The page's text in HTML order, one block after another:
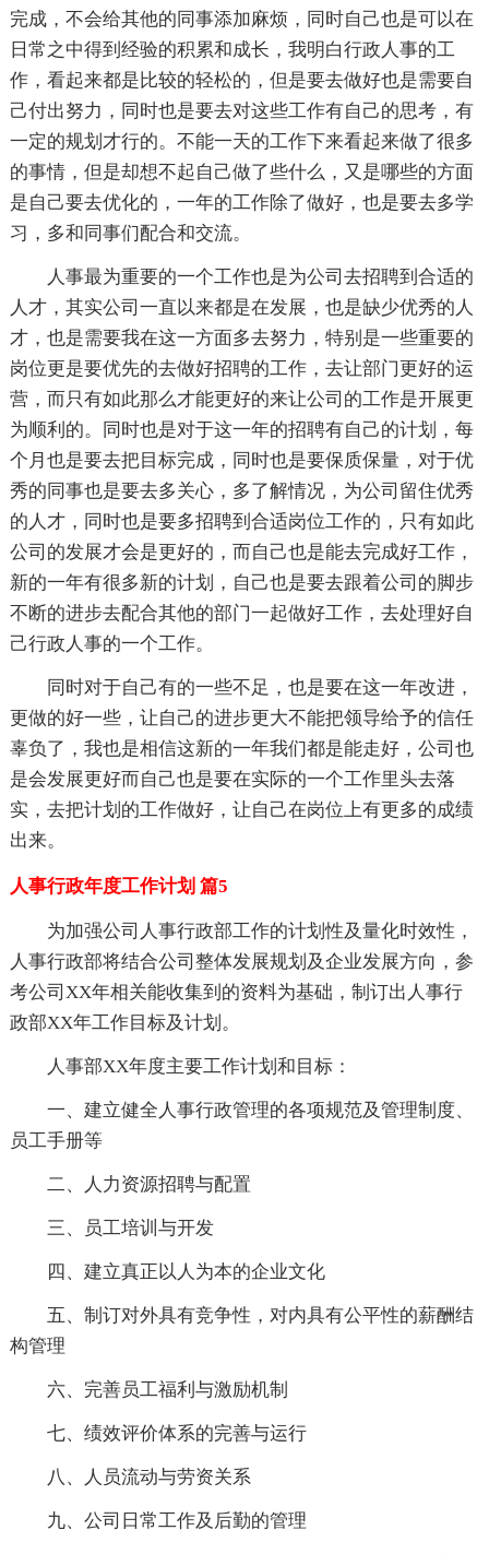
完成，不会给其他的同事添加麻烦，同时自己也是可以在
日常之中得到经验的积累和成长，我明白行政人事的工
作，看起来都是比较的轻松的，但是要去做好也是需要自
己付出努力，同时也是要去对这些工作有自己的思考，有
一定的规划才行的。不能一天的工作下来看起来做了很多
的事情，但是却想不起自己做了些什么，又是哪些的方面
是自己要去优化的，一年的工作除了做好，也是要去多学
习，多和同事们配合和交流。
人事最为重要的一个工作也是为公司去招聘到合适的
人才，其实公司一直以来都是在发展，也是缺少优秀的人
才，也是需要我在这一方面多去努力，特别是一些重要的
岗位更是要优先的去做好招聘的工作，去让部门更好的运
营，而只有如此那么才能更好的来让公司的工作是开展更
为顺利的。同时也是对于这一年的招聘有自己的计划，每
个月也是要去把目标完成，同时也是要保质保量，对于优
秀的同事也是要去多关心，多了解情况，为公司留住优秀
的人才，同时也是要多招聘到合适岗位工作的，只有如此
公司的发展才会是更好的，而自己也是能去完成好工作，
新的一年有很多新的计划，自己也是要去跟着公司的脚步
不断的进步去配合其他的部门一起做好工作，去处理好自
己行政人事的一个工作。
同时对于自己有的一些不足，也是要在这一年改进，
更做的好一些，让自己的进步更大不能把领导给予的信任
辜负了，我也是相信这新的一年我们都是能走好，公司也
是会发展更好而自己也是要在实际的一个工作里头去落
实，去把计划的工作做好，让自己在岗位上有更多的成绩
出来。
人事行政年度工作计划 篇5
为加强公司人事行政部工作的计划性及量化时效性，
人事行政部将结合公司整体发展规划及企业发展方向，参
考公司XX年相关能收集到的资料为基础，制订出人事行
政部XX年工作目标及计划。
人事部XX年度主要工作计划和目标：
一、建立健全人事行政管理的各项规范及管理制度、
员工手册等
二、人力资源招聘与配置
三、员工培训与开发
四、建立真正以人为本的企业文化
五、制订对外具有竞争性，对内具有公平性的薪酬结
构管理
六、完善员工福利与激励机制
七、绩效评价体系的完善与运行
八、人员流动与劳资关系
九、公司日常工作及后勤的管理